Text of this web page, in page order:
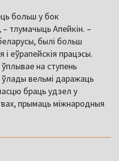
больш у бок
тлумачыць Апейкін. –
былі больш
еўрапейскія працэсы.
на ступень
вельмі даражаць
браць удзел у
прымаць міжнародныя